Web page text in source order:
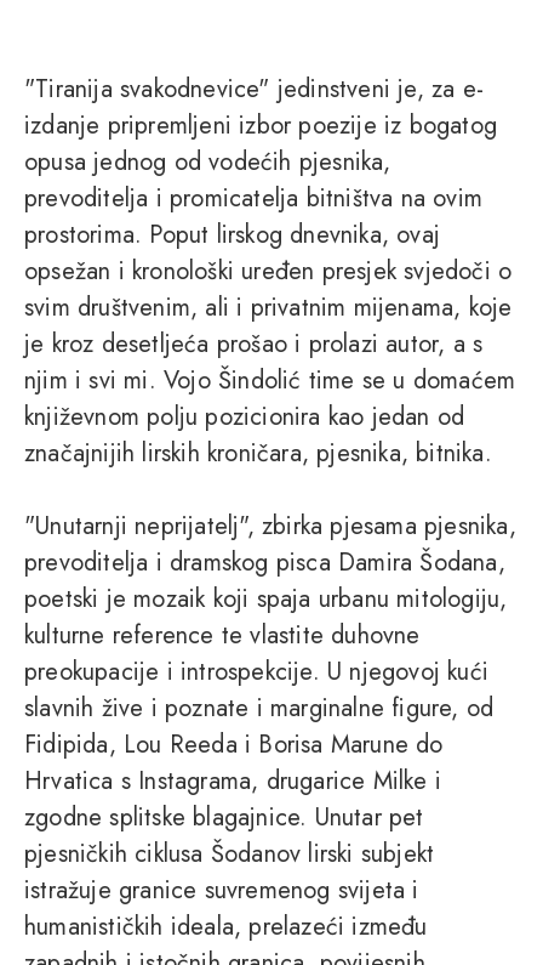
"Tiranija svakodnevice" jedinstveni je, za e-
izdanje pripremljeni izbor poezije iz bogatog
opusa jednog od vodećih pjesnika,
prevoditelja i promicatelja bitništva na ovim
prostorima. Poput lirskog dnevnika, ovaj
opsežan i kronološki uređen presjek svjedoči o
svim društvenim, ali i privatnim mijenama, koje
je kroz desetljeća prošao i prolazi autor, a s
njim i svi mi. Vojo Šindolić time se u domaćem
književnom polju pozicionira kao jedan od
značajnijih lirskih kroničara, pjesnika, bitnika.
"Unutarnji neprijatelj", zbirka pjesama pjesnika,
prevoditelja i dramskog pisca Damira Šodana,
poetski je mozaik koji spaja urbanu mitologiju,
kulturne reference te vlastite duhovne
preokupacije i introspekcije. U njegovoj kući
slavnih žive i poznate i marginalne figure, od
Fidipida, Lou Reeda i Borisa Marune do
Hrvatica s Instagrama, drugarice Milke i
zgodne splitske blagajnice. Unutar pet
pjesničkih ciklusa Šodanov lirski subjekt
istražuje granice suvremenog svijeta i
humanističkih ideala, prelazeći između